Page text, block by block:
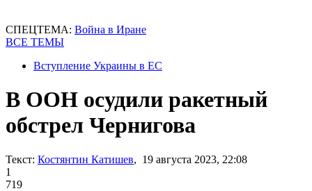
СПЕЦТЕМА: Война в Иране
ВСЕ ТЕМЫ
Вступление Украины в ЕС
В ООН осудили ракетный
обстрел Чернигова
Текст: Костянтин Катишев, 19 августа 2023, 22:08
1
719